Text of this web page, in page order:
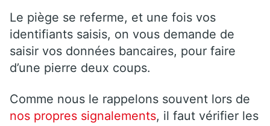
Le piège se referme, et une fois vos
identifiants saisis, on vous demande de
saisir vos données bancaires, pour faire
d’une pierre deux coups.
Comme nous le rappelons souvent lors de
nos propres signalements, il faut vérifier les